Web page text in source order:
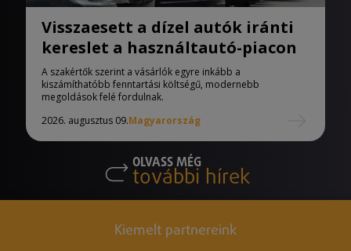
Visszaesett a dízel autók iránti
kereslet a használtautó-piacon
A szakértők szerint a vásárlók egyre inkább a
kiszámíthatóbb fenntartási költségű, modernebb
megoldások felé fordulnak.
2026. augusztus 09.Magyarország
OLVASS MÉG
további hírek
Kiemelt partnereink